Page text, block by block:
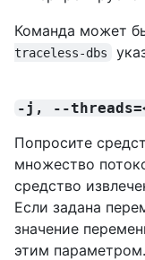
Команда может
traceless-dbs
-j, --
Попросите
множество
средство
Если задана
значение
этим параметром.